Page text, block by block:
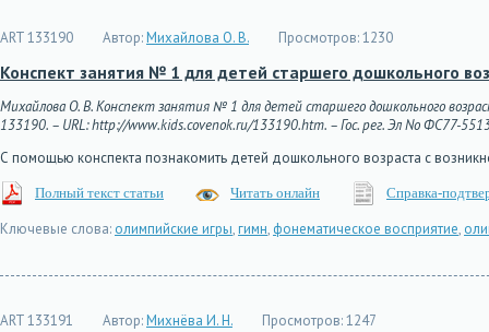
ART 133190 Автор:Михайлова О. В. Просмотров:1230
Конспект занятия № 1 для детей старшего дошкольного
Михайлова О. В. Конспект занятия № 1 для детей старшего дошкольного
133190. – URL: http://www.kids.covenok.ru/133190.htm. – Гос. рег. Эл No ФС77-
С помощью конспекта познакомить детей дошкольного возраста с
Полный текст статьи Читать онлайн Справка-
Ключевые слова: олимпийские игры,гимн, фонематическое восприятие,
ART 133191 Автор:Михнёва И. Н. Просмотров:1247